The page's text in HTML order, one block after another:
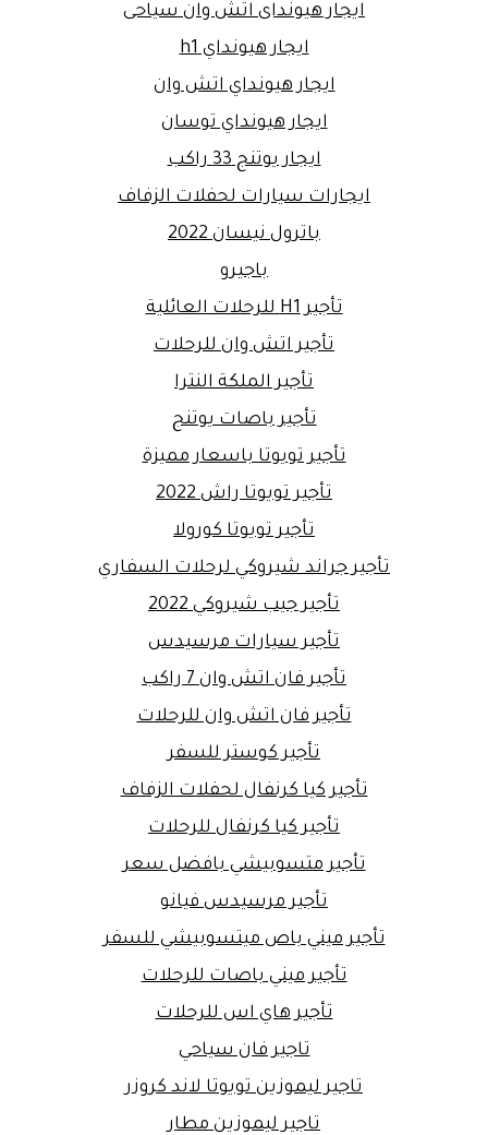
ايجار هيونداى اتش وان سياحى
ايجار هيونداي h1
ايجار هيونداي اتش وان
ايجار هيونداي توسان
ايجار يوتنج 33 راكب
ايجارات سيارات لحفلات الزفاف
باترول نيسان 2022
باجيرو
تأجير H1 للرحلات العائلية
تأجير اتش وان للرحلات
تأجير الملكة النترا
تأجير باصات يوتنج
تأجير تويوتا باسعار مميزة
تأجير تويوتا راش 2022
تأجير تويوتا كورولا
تأجير جراند شيروكي لرحلات السفاري
تأجير جيب شيروكي 2022
تأجير سيارات مرسيدس
تأجير فان اتش وان 7 راكب
تأجير فان اتش وان للرحلات
تأجير كوستر للسفر
تأجير كيا كرنفال لحفلات الزفاف
تأجير كيا كرنفال للرحلات
تأجير متسوبيشي بافضل سعر
تأجير مرسيدس فيانو
تأجير ميني باص ميتسوبيشي للسفر
تأجير ميني باصات للرحلات
تأجير هاي اس للرحلات
تاجير فان سياحي
تاجير ليموزين تويوتا لاند كروزر
تاجير ليموزين مطار